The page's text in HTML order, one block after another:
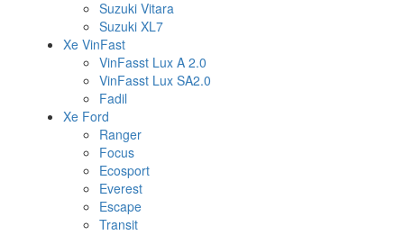
Suzuki Vitara
Suzuki XL7
Xe VinFast
VinFasst Lux A 2.0
VinFasst Lux SA2.0
Fadil
Xe Ford
Ranger
Focus
Ecosport
Everest
Escape
Transit